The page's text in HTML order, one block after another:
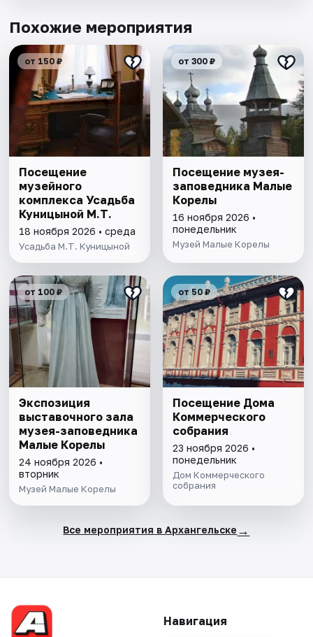
Похожие мероприятия
от 150 ₽
Посещение
музейного
комплекса Усадьба
Куницыной М.Т.
18 ноября 2026 • среда
Усадьба М.Т. Куницыной
от 300 ₽
Посещение музея-
заповедника Малые
Корелы
16 ноября 2026 •
понедельник
Музей Малые Корелы
от 100 ₽
Экспозиция
выставочного зала
музея-заповедника
Малые Корелы
24 ноября 2026 •
вторник
Музей Малые Корелы
от 50 ₽
Посещение Дома
Коммерческого
собрания
23 ноября 2026 •
понедельник
Дом Коммерческого
собрания
Все мероприятия в Архангельске →
Навигация